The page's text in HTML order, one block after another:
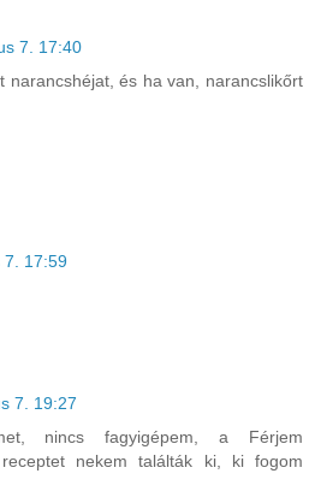
7. 17:40
narancshéjat, és ha van, narancslikőrt
7. 17:59
7. 19:27
nincs fagyigépem, a Férjem
nekem találták ki, ki fogom